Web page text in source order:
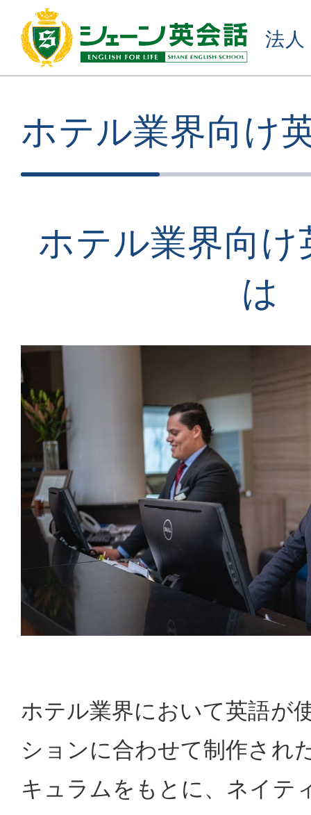
法人
ホテル業界向け
ホテル業界向け
は
ホテル業界において英語が
ションに合わせて制作され
キュラムをもとに、ネイテ